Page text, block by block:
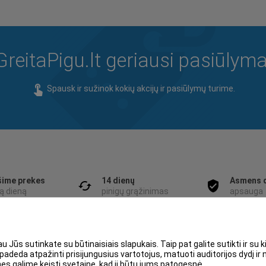
geriausi
touch_app Spausk ir sužinok kokių akcijų ir pasiūlymų turime.
prekes
dieną
cached
14 dienų
pinigų grąžinimas
verified_user
Asmens
apsauga
Jūs sutinkate su būtinaisiais slapukais. Taip pat galite sutikti ir su
atpažinti prisijungusius vartotojus, matuoti auditorijos dydį ir